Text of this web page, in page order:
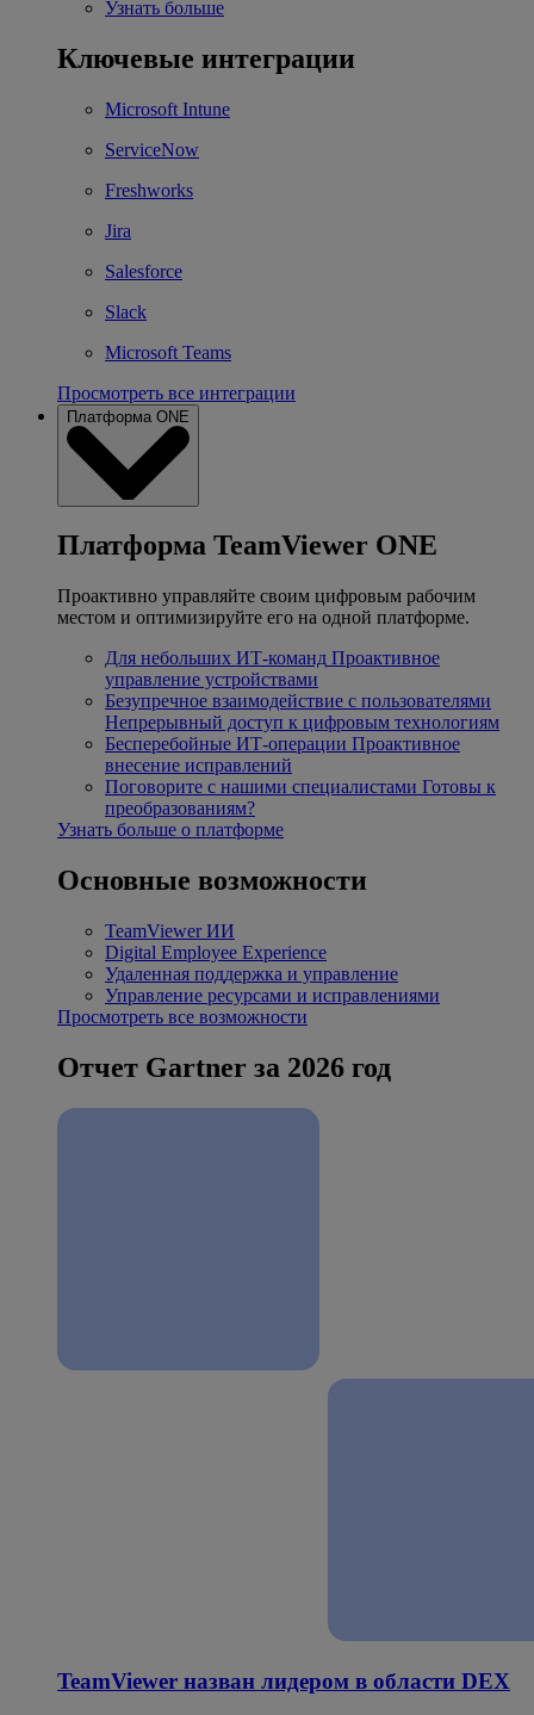
Узнать больше
Ключевые интеграции
Microsoft Intune
ServiceNow
Freshworks
Jira
Salesforce
Slack
Microsoft Teams
Просмотреть все интеграции
Платформа ONE
Платформа TeamViewer ONE
Проактивно управляйте своим цифровым рабочим
местом и оптимизируйте его на одной платформе.
Для небольших ИТ-команд Проактивное
управление устройствами
Безупречное взаимодействие с пользователями
Непрерывный доступ к цифровым технологиям
Бесперебойные ИТ-операции Проактивное
внесение исправлений
Поговорите с нашими специалистами Готовы к
преобразованиям?
Узнать больше о платформе
Основные возможности
TeamViewer ИИ
Digital Employee Experience
Удаленная поддержка и управление
Управление ресурсами и исправлениями
Просмотреть все возможности
Отчет Gartner за 2026 год
TeamViewer назван лидером в области DEX